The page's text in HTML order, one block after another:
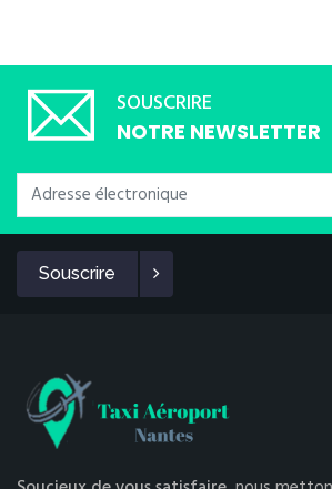
SOUSCRIRE
NOTRE NEWSLETTER
Souscrire